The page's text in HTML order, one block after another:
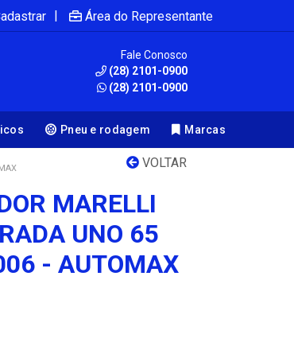
| Área do Representante
Fale Conosco
(28) 2101-0900
(28) 2101-0900
Pneu e rodagem Marcas
VOLTAR
MARELLI
UNO 65
- AUTOMAX